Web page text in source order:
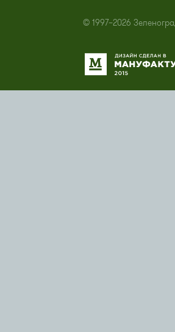
© 1997–2026